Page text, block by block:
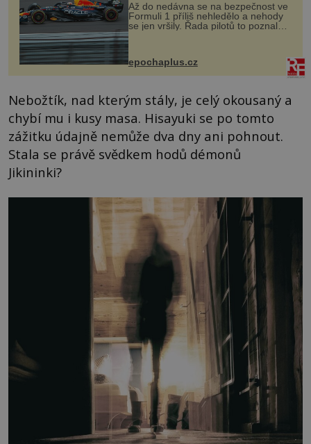
Až do nedávna se na bezpečnost ve
Formuli 1 příliš nehledělo a nehody
se jen vršily. Řada pilotů to poznala
na vlastní kůži, často s trvalými
následky nebo bohužel i ztrátou
života. Dnes nepochopiteln...
epochaplus.cz
Nebožtík, nad kterým stály, je celý okousaný a
chybí mu i kusy masa. Hisayuki se po tomto
zážitku údajně nemůže dva dny ani pohnout.
Stala se právě svědkem hodů démonů
Jikininki?